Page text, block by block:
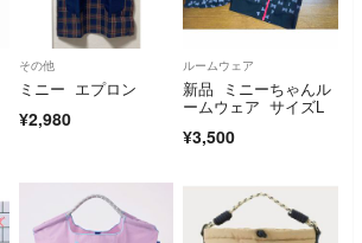
その他
ミニー エプロン
¥2,980
ルームウェア
新品 ミニーちゃんル
ームウェア サイズL
¥3,500